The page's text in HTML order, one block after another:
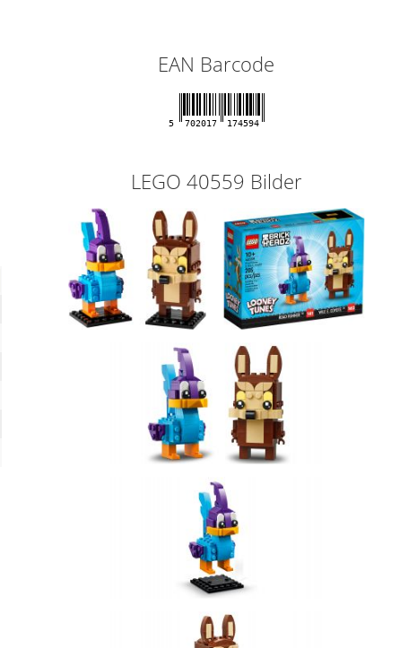
EAN Barcode
5 702017 174594
LEGO 40559 Bilder